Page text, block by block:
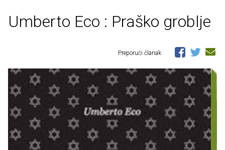
Umberto Eco : Praško groblje
Preporuči članak